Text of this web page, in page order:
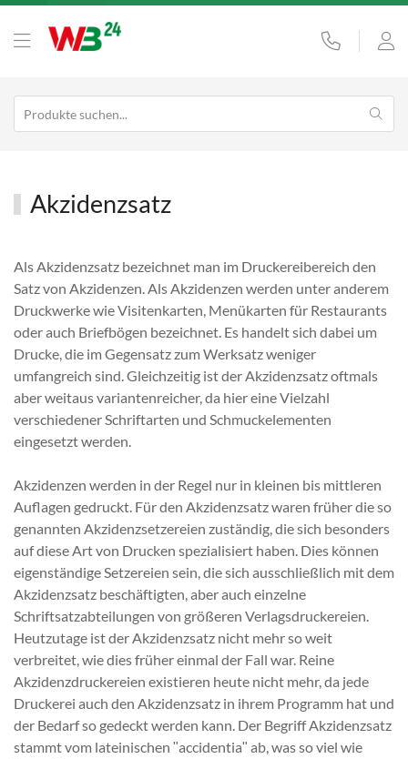
Akzidenzsatz
Als Akzidenzsatz bezeichnet man im Druckereibereich den
Satz von Akzidenzen. Als Akzidenzen werden unter anderem
Druckwerke wie Visitenkarten, Menükarten für Restaurants
oder auch Briefbögen bezeichnet. Es handelt sich dabei um
Drucke, die im Gegensatz zum Werksatz weniger
umfangreich sind. Gleichzeitig ist der Akzidenzsatz oftmals
aber weitaus variantenreicher, da hier eine Vielzahl
verschiedener Schriftarten und Schmuckelementen
eingesetzt werden.
Akzidenzen werden in der Regel nur in kleinen bis mittleren
Auflagen gedruckt. Für den Akzidenzsatz waren früher die so
genannten Akzidenzsetzereien zuständig, die sich besonders
auf diese Art von Drucken spezialisiert haben. Dies können
eigenständige Setzereien sein, die sich ausschließlich mit dem
Akzidenzsatz beschäftigten, aber auch einzelne
Schriftsatzabteilungen von größeren Verlagsdruckereien.
Heutzutage ist der Akzidenzsatz nicht mehr so weit
verbreitet, wie dies früher einmal der Fall war. Reine
Akzidenzdruckereien existieren heute nicht mehr, da jede
Druckerei auch den Akzidenzsatz in ihrem Programm hat und
der Bedarf so gedeckt werden kann. Der Begriff Akzidenzsatz
stammt vom lateinischen ʺaccidentiaʺ ab, was so viel wie